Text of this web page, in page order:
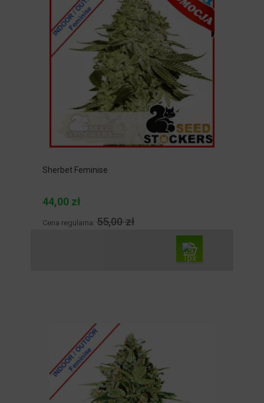
Sherbet Feminise
44,00 zł
Cena regularna: 55,00 zł